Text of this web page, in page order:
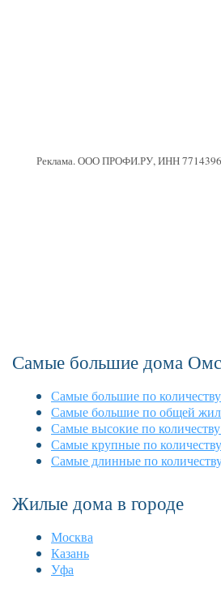
Реклама. ООО ПРОФИ.РУ, ИНН
Самые большие дома
Самые большие по
Самые большие по общей
Самые высокие по
Самые крупные по
Самые длинные по
Жилые дома в городе
Москва
Казань
Уфа